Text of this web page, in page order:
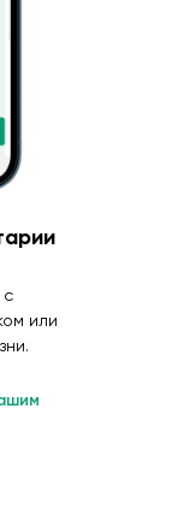
с
или